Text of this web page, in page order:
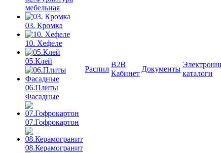
мебельная
03. Кромка
10. Хефеле
05.Клей
06.Плиты
Фасадные
07.Гофрокартон
08.Керамогранит
Распил
B2B
Кабинет
Документы
каталоги